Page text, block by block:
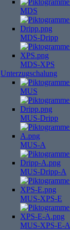
MDS
MDS-Dripp
MDS-XPS
Unterzugschalung
MUS
MUS-Dripp
MUS-A
MUS-Dripp-A
MUS-XPS-E
MUS-XPS-E-A